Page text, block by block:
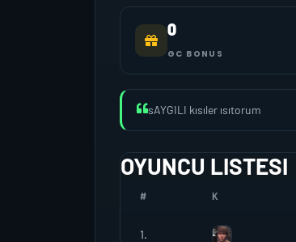
0
GC BONUS
sAYGILI kısıler ısıtorum
OYUNCU LISTESI
# K
1.